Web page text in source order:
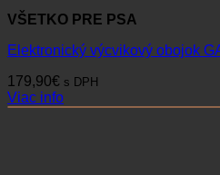
VŠETKO PRE PSA
Elektronický výcvikový obojok
179,90€ s DPH
Viac info